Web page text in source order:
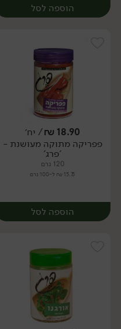
הוספה לסל
יח׳
18.90
₪/ יח׳
פפריקה מתוקה מעושנת -
'פרג'
120 גרם
15.75 ₪ ל-100 גרם
הוספה לסל